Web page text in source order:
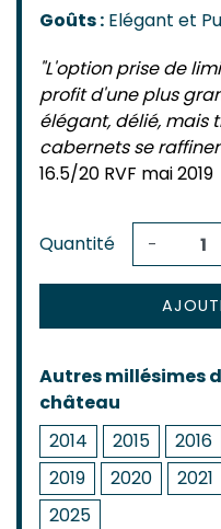
Goûts : Elégant et
"L'option prise de
profit d'une plus
élégant, délié, mais
cabernets se
16.5/20 RVF mai 2019
Quantité -
Autres millésimes
château
2014
2015 2016
2019
2020 2021
2025